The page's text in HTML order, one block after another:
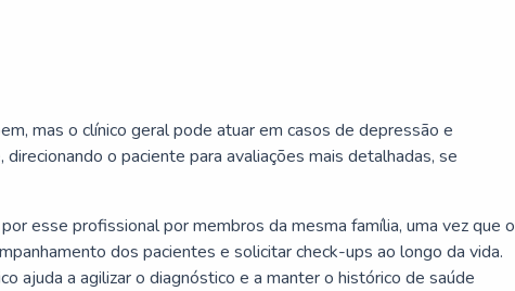
mas o clínico geral pode atuar em casos de depressão e
o paciente para avaliações mais detalhadas, se
esse profissional por membros da mesma família, uma vez que o
dos pacientes e solicitar check-ups ao longo da vida.
ajuda a agilizar o diagnóstico e a manter o histórico de saúde